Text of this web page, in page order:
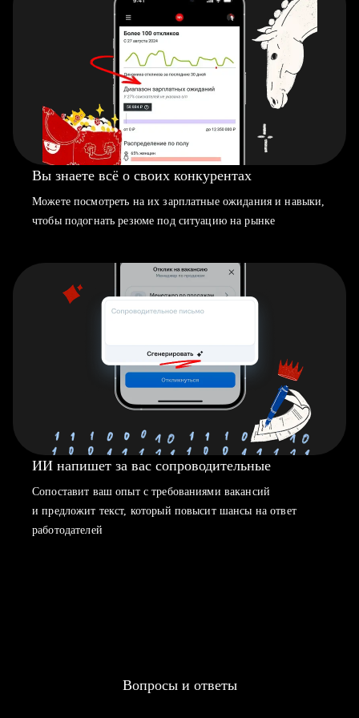
Вы знаете всё о своих конкурентах
Можете посмотреть на их зарплатные ожидания и навыки,
чтобы подогнать резюме под ситуацию на рынке
ИИ напишет за вас сопроводительные
Сопоставит ваш опыт с требованиями вакансий
и предложит текст, который повысит шансы на ответ
работодателей
Вопросы и ответы